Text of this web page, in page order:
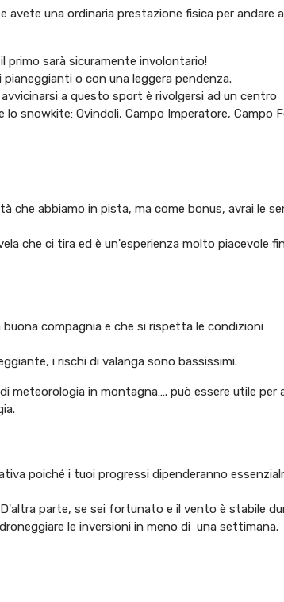
avete una ordinaria prestazione fisica per andare
primo sarà sicuramente involontario!
o con una leggera pendenza.‪
a questo sport è rivolgersi ad un centro
snowkite: Ovindoli, Campo Imperatore, Campo
che abbiamo in pista, ma come bonus, avrai le
che ci tira ed è un'esperienza molto piacevole
compagnia e che si rispetta le condizioni
i rischi di valanga sono bassissimi.
meteorologia in montagna…. può essere utile per
poiché i tuoi progressi dipenderanno
parte, se sei fortunato e il vento è stabile
le inversioni in meno di una settimana.